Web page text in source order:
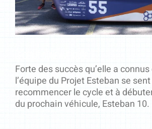
Forte des succès qu’elle a connus
l’équipe du Projet Esteban se
recommencer le cycle et à
du prochain véhicule, Esteban 10.